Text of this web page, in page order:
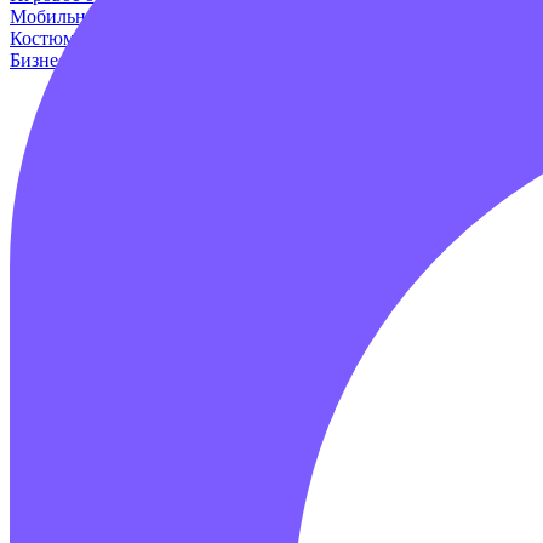
Мобильные аттракционы
Костюмы динозавров
Бизнес наборы